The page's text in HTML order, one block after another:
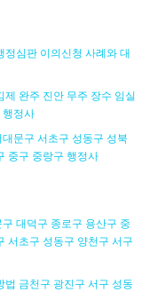
심판 이의신청 사례와 대
완주 진안 무주 장수 임실
정사
문구 서초구 성동구 성북
중구 중랑구 행정사
대덕구 종로구 용산구 중
서초구 성동구 양천구 서구
금천구 광진구 서구 성동